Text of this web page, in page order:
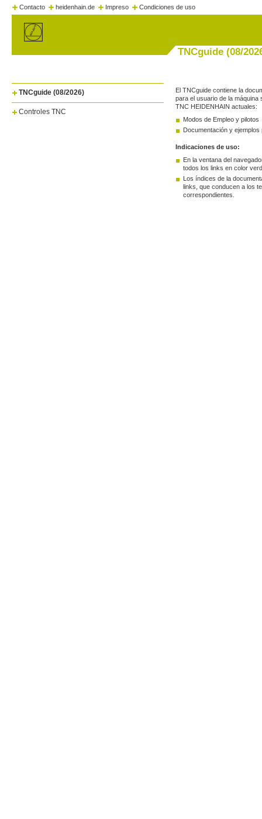
Contacto heidenhain.de Impreso Condiciones de uso
TNCguide (08/
TNCguide (08/2026)
Controles TNC
El TNCguide contiene la
para el usuario de la máquina
TNC HEIDENHAIN actuales:
Modos de Empleo y pilotos
Documentación y ejemplos
Indicaciones de uso:
En la ventana del
todos los links en color
Los índices de la
links, que conducen a los
correspondientes.